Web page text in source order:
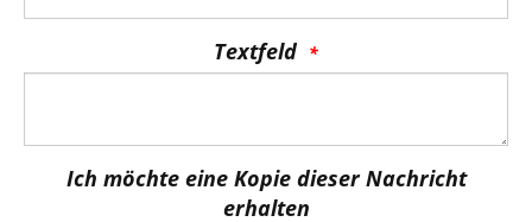
Textfeld
Ich möchte eine Kopie dieser Nachricht
erhalten